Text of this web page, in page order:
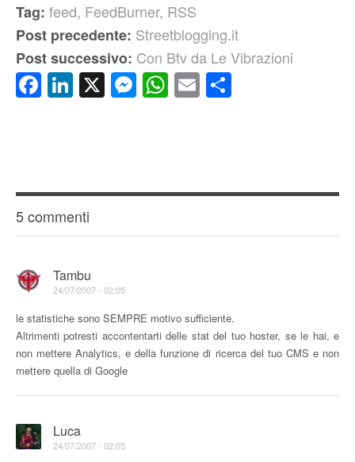
Tag: feed, FeedBurner, RSS
Post precedente: Streetblogging.it
Post successivo: Con Btv da Le Vibrazioni
Facebook
LinkedIn
X Messenger
WhatsApp
Email
5 commenti
Tambu
24/07/2007 - 02:05
le statistiche sono SEMPRE motivo sufficiente.
Altrimenti potresti accontentarti delle stat del tuo hoster, se le hai, e
non mettere Analytics, e della funzione di ricerca del tuo CMS e non
mettere quella di Google
Luca
24/07/2007 - 02:05